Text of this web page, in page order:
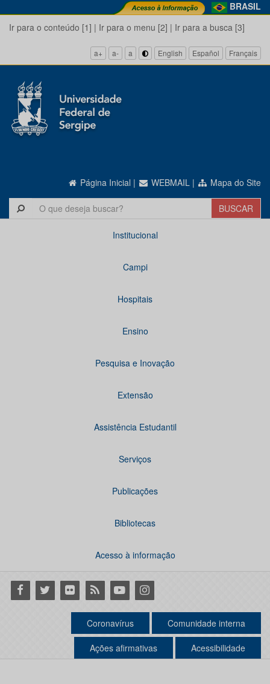
BRASIL
Ir para o conteúdo [1] | Ir para o menu [2] | Ir para a busca [3]
a+ a- a English Español Français
Página Inicial | WEBMAIL | Mapa do Site
Institucional
Campi
Hospitais
Ensino
Pesquisa e Inovação
Extensão
Assistência Estudantil
Serviços
Publicações
Bibliotecas
Acesso à informação
Facebook
Twitter Flickr RSS YoutubeInstagram
Coronavírus Comunidade interna
Ações afirmativas Acessibilidade